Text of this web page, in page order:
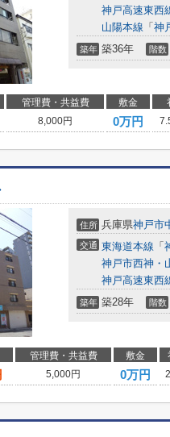
神戸高速東西
山陽本線 「 神
築年 築36年 階数
管理費・共益費 敷金
8,000円 0万円
住所 兵庫県神戸市
交通 東海道本線 「
神戸市西神・
神戸高速東西
築年 築28年 階数
管理費・共益費 敷金
5,000円 0万円